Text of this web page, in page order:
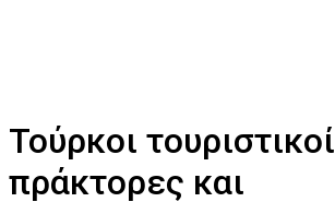
Τούρκοι τουριστικοί
πράκτορες και